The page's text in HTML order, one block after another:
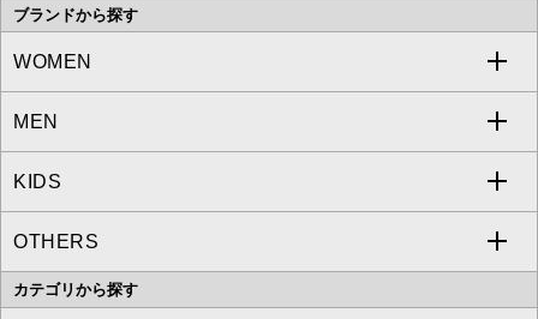
ブランドから探す
WOMEN
a.v.v
MICHEL KLEIN
MK MICHEL KLEIN
OFUON le MK
MEN
a.v.v
MICHEL KLEIN HOMME
MK MICHEL KLEIN HOMME
KIDS
a.v.v
OTHERS
MK MICHEL KLEIN BAG
カテゴリから探す